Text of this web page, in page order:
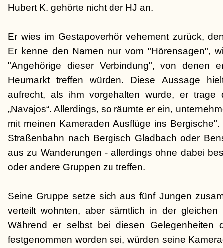
Hubert K. gehörte nicht der HJ an.
Er wies im Gestapoverhör vehement zurück,
Er kenne den Namen nur vom "Hörensagen",
"Angehörige dieser Verbindung", von denen
Heumarkt treffen würden. Diese Aussage
aufrecht, als ihm vorgehalten wurde, er
„Navajos“. Allerdings, so räumte er ein,
mit meinen Kameraden Ausflüge ins
Straßenbahn nach Bergisch Gladbach oder
aus zu Wanderungen - allerdings ohne dabei
oder andere Gruppen zu treffen.
Seine Gruppe setze sich aus fünf Jungen
verteilt wohnten, aber sämtlich in der gleichen
Während er selbst bei diesen
festgenommen worden sei, würden seine